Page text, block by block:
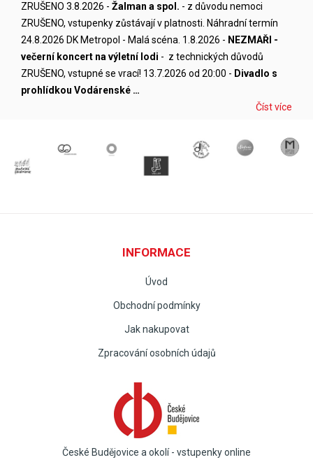
ZRUŠENO 3.8.2026 - Žalman a spol. - z důvodu nemoci
ZRUŠENO, vstupenky zůstávají v platnosti. Náhradní termín
24.8.2026 DK Metropol - Malá scéna. 1.8.2026 - NEZMAŘI -
večerní koncert na výletní lodi - z technických důvodů
ZRUŠENO, vstupné se vrací! 13.7.2026 od 20:00 - Divadlo s
prohlídkou Vodárenské …
Číst více
INFORMACE
Úvod
Obchodní podmínky
Jak nakupovat
Zpracování osobních údajů
České Budějovice a okolí - vstupenky online